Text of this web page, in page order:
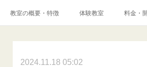
教室の概要・特徴 体験教室 料金・
港南台プログラミング教室コンテスト・検定
2024.11.18 05:02